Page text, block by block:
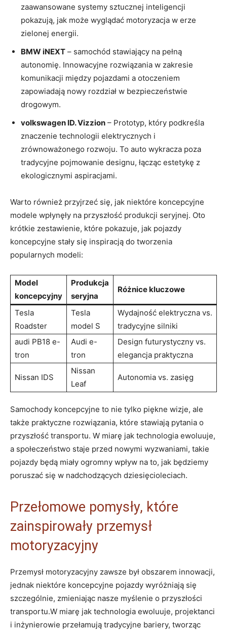
zaawansowane systemy sztucznej inteligencji
pokazują, jak może wyglądać motoryzacja w erze
zielonej energii.
BMW iNEXT – samochód stawiający na pełną
autonomię. Innowacyjne rozwiązania w zakresie
komunikacji między pojazdami a otoczeniem
zapowiadają nowy rozdział w bezpieczeństwie
drogowym.
volkswagen ID. Vizzion – Prototyp, który podkreśla
znaczenie technologii elektrycznych i
zrównoważonego rozwoju. To auto wykracza poza
tradycyjne pojmowanie designu, łącząc estetykę z
ekologicznymi aspiracjami.
Warto również przyjrzeć się, jak niektóre koncepcyjne
modele wpłynęły na przyszłość produkcji seryjnej. Oto
krótkie zestawienie, które pokazuje, jak pojazdy
koncepcyjne stały się inspiracją do tworzenia
popularnych modeli:
Model
koncepcyjny
Produkcja
seryjna
Różnice kluczowe
Tesla
Roadster
Tesla
model S
Wydajność elektryczna vs.
tradycyjne silniki
audi PB18 e-
tron
Audi e-
tron
Design futurystyczny vs.
elegancja praktyczna
Nissan IDS
Nissan
Leaf
Autonomia vs. zasięg
Samochody koncepcyjne to nie tylko piękne wizje, ale
także praktyczne rozwiązania, które stawiają pytania o
przyszłość transportu. W miarę jak technologia ewoluuje,
a społeczeństwo staje przed nowymi wyzwaniami, takie
pojazdy będą miały ogromny wpływ na to, jak będziemy
poruszać się w nadchodzących dziesięcioleciach.
Przełomowe pomysły, które
zainspirowały przemysł
motoryzacyjny
Przemysł motoryzacyjny zawsze był obszarem innowacji,
jednak niektóre koncepcyjne pojazdy wyróżniają się
szczególnie, zmieniając nasze myślenie o przyszłości
transportu.W miarę jak technologia ewoluuje, projektanci
i inżynierowie przełamują tradycyjne bariery, tworząc